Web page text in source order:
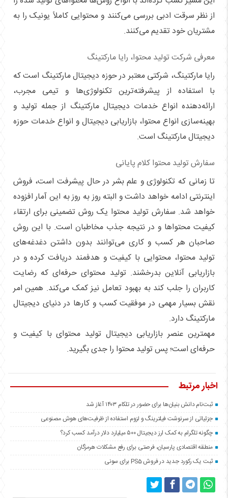
از نظر سرقت ادبی بررسی می‌کنند و محتوایی کاملاً یونیک را به
مشتریان خود تقدیم می‌کنند.
معرفی شرکت تولید محتوا، رایا مارکتینگ
رایا مارکتینگ، شرکتی معتبر در حوزه دیجیتال مارکتینگ است که
با استفاده از پیشرفته‌ترین تکنولوژی‌ها و تیمی مجرب،
ارائه‌دهنده انواع خدمات دیجیتال مارکتینگ از جمله تولید و
بهینه‌سازی انواع محتوا، بازاریابی دیجیتال و انواع خدمات حوزه
دیجیتال مارکتینگ است.
سفارش تولید محتوا کلام پایانی
تا زمانی که تکنولوژی و علم بشر در حال پیشرفت است، فروش
اینترنتی ادامه خواهد داشت و البته روز به روز به این آمار افزوده
خواهد شد. سفارش تولید محتوا یک روش تضمینی برای ارتقاء
کیفیت محتواها و در نتیجه جذب مخاطبان است. با این روش
صاحبان هر کسب و کاری می‌توانند بدون داشتن دغدغه‌های
تولید محتوا، محتوایی با کیفیت و هدفمند دریافت کرده و در
بازاریابی آنلاین بدرخشند. تولید محتوای حرفه‌ای که رضایت
کاربران را جلب کند به بهبود تعامل نیز کمک می‌کند. همین امر
نقش بسیار مهمی در موفقیت کسب و کارها در دنیای دیجیتال
مارکتینگ دارد.
مهمترین عنصر بازاریابی دیجیتال تولید محتوای با کیفیت و
حرفه‌ای است؛ پس تولید محتوا را جدی بگیرید.
اخبار مرتبط
ثبت‌نام دانش بنیان‌ها برای حضور در تلکام ۱۴۰۳ آغاز شد
جزئیاتی از سرنوشت فیلترینگ و لزوم استفاده از ظرفیت‌های هوش مصنوعی
چگونه تلگرام به کمک ارز دیجیتال ۵۰۰ میلیارد دلار درآمد کسب کرد؟
منطقه اقتصادی پارسیان، فرصتی برای رفع مشکلات هرمزگان
ثبت یک رکورد جدید در فروش PS5 برای سونی